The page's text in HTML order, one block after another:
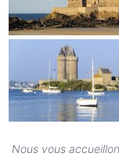
Nous vous